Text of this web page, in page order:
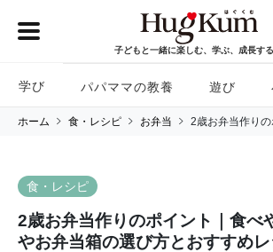
子どもと一緒に楽しむ、学ぶ、成長する
学び パパママの教養 遊び
ホーム 食・レシピ お弁当 2歳お弁当作り
食・レシピ
2歳お弁当作りのポイント｜食べ
やお弁当箱の選び方とおすすめ